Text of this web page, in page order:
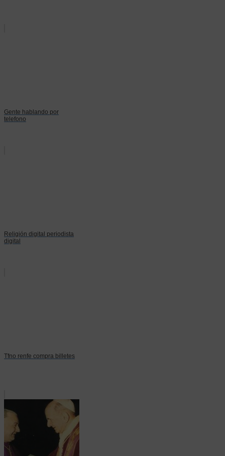
Gente hablando por
telefono
Religión digital periodista
digital
Tfno renfe compra billetes